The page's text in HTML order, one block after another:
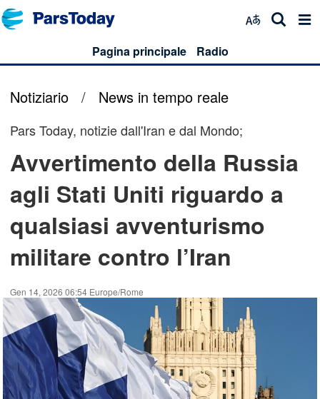
Pagina principale Radio
Notiziario / News in tempo reale
Pars Today, notizie dall'Iran e dal Mondo;
Avvertimento della Russia
agli Stati Uniti riguardo a
qualsiasi avventurismo
militare contro l’Iran
Gen 14, 2026 06:54 Europe/Rome